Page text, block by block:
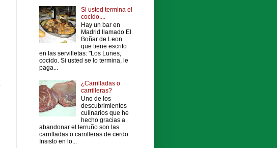
Si usted termina el
cocido....
Hay un bar en
Madrid llamado El
Boñar de Leon
que tiene escrito
en las servilletas: "Los Lunes,
cocido. Si usted se lo termina, le
paga...
¿Carrilladas o
carrilleras?
Uno de los
descubrimientos
culinarios que he
hecho gracias a
abandonar el terruño son las
carrilladas o carrilleras de cerdo.
Insisto en lo...